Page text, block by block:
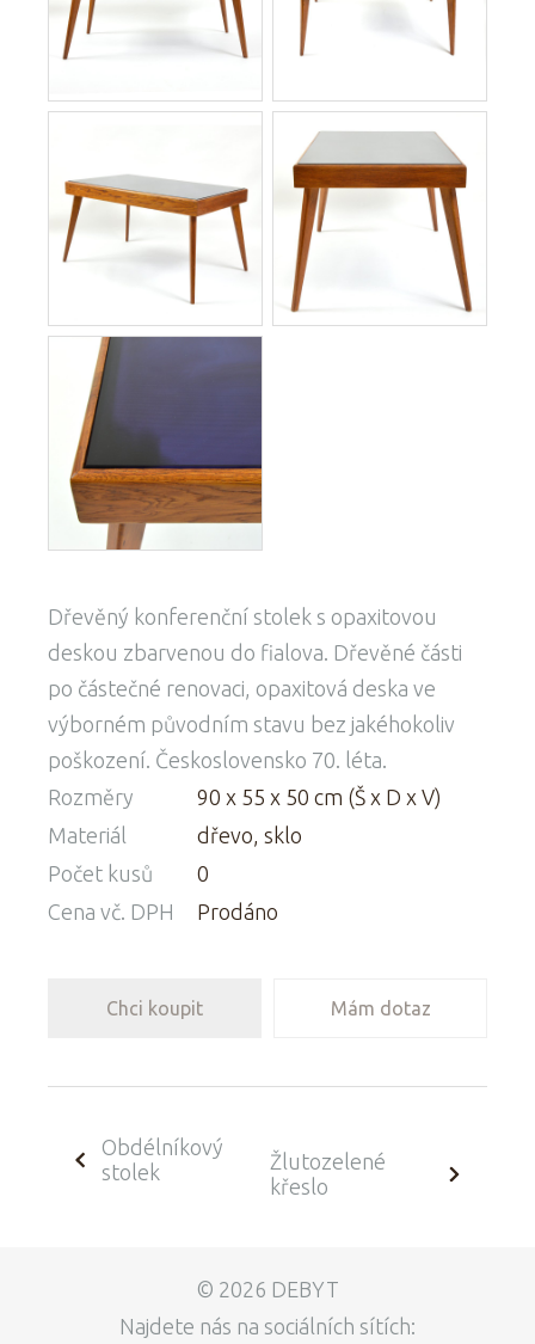
Dřevěný konferenční stolek s opaxitovou
deskou zbarvenou do fialova. Dřevěné části
po částečné renovaci, opaxitová deska ve
výborném původním stavu bez jakéhokoliv
poškození. Československo 70. léta.
Rozměry
90 x 55 x 50 cm (Š x D x V)
Materiál
dřevo, sklo
Počet kusů
0
Cena vč. DPH
Prodáno
Chci koupit Mám dotaz
Obdélníkový
stolek
Žlutozelené
křeslo
© 2026 DEBYT
Najdete nás na sociálních sítích: